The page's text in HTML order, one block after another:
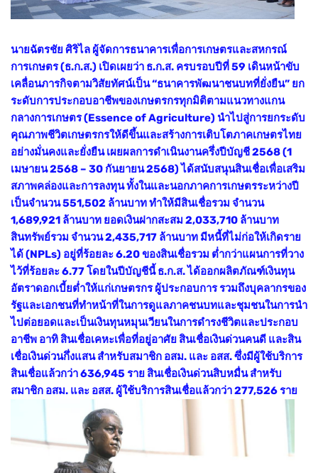
นายฉัตรชัย ศิริไล ผู้จัดการธนาคารเพื่อการเกษตรและสหกรณ์
การเกษตร (ธ.ก.ส.) เปิดเผยว่า ธ.ก.ส. ครบรอบปีที่ 59 เดินหน้าขับ
เคลื่อนภารกิจตามวิสัยทัศน์เป็น “ธนาคารพัฒนาชนบทที่ยั่งยืน” ยก
ระดับการประกอบอาชีพของเกษตรกรทุกมิติตามแนวทางแกน
กลางการเกษตร (Essence of Agriculture) นำไปสู่การยกระดับ
คุณภาพชีวิตเกษตรกรให้ดีขึ้นและสร้างการเติบโตภาคเกษตรไทย
อย่างมั่นคงและยั่งยืน เผยผลการดำเนินงานครึ่งปีบัญชี 2568 (1
เมษายน 2568 – 30 กันยายน 2568) ได้สนับสนุนสินเชื่อเพื่อเสริม
สภาพคล่องและการลงทุน ทั้งในและนอกภาคการเกษตรระหว่างปี
เป็นจำนวน 551,502 ล้านบาท ทำให้มีสินเชื่อรวม จำนวน
1,689,921 ล้านบาท ยอดเงินฝากสะสม 2,033,710 ล้านบาท
สินทรัพย์รวม จำนวน 2,435,717 ล้านบาท มีหนี้ที่ไม่ก่อให้เกิดราย
ได้ (NPLs) อยู่ที่ร้อยละ 6.20 ของสินเชื่อรวม ต่ำกว่าแผนการที่วาง
ไว้ที่ร้อยละ 6.77 โดยในปีบัญชีนี้ ธ.ก.ส. ได้ออกผลิตภัณฑ์เงินทุน
อัตราดอกเบี้ยต่ำให้แก่เกษตรกร ผู้ประกอบการ รวมถึงบุคลากรของ
รัฐและเอกชนที่ทำหน้าที่ในการดูแลภาคชนบทและชุมชนในการนำ
ไปต่อยอดและเป็นเงินทุนหมุนเวียนในการดำรงชีวิตและประกอบ
อาชีพ อาทิ สินเชื่อเคหะเพื่อที่อยู่อาศัย สินเชื่อเงินด่วนคนดี และสิน
เชื่อเงินด่วนกึ่งแสน สำหรับสมาชิก อสม. และ อสส. ซึ่งมีผู้ใช้บริการ
สินเชื่อแล้วกว่า 636,945 ราย สินเชื่อเงินด่วนสิบหมื่น สำหรับ
สมาชิก อสม. และ อสส. ผู้ใช้บริการสินเชื่อแล้วกว่า 277,526 ราย